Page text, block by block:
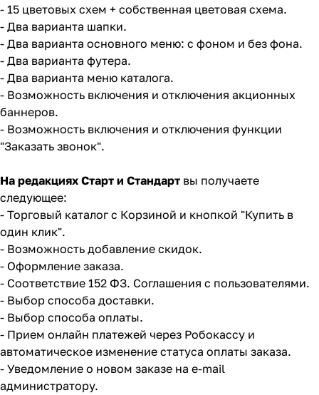
- 15 цветовых схем + собственная цветовая схема.
- Два варианта шапки.
- Два варианта основного меню: с фоном и без фона.
- Два варианта футера.
- Два варианта меню каталога.
- Возможность включения и отключения акционных
баннеров.
- Возможность включения и отключения функции
"Заказать звонок".
На редакциях Старт и Стандарт вы получаете
следующее:
- Торговый каталог с Корзиной и кнопкой "Купить в
один клик".
- Возможность добавление скидок.
- Оформление заказа.
- Соответствие 152 ФЗ. Соглашения с пользователями.
- Выбор способа доставки.
- Выбор способа оплаты.
- Прием онлайн платежей через Робокассу и
автоматическое изменение статуса оплаты заказа.
- Уведомление о новом заказе на e-mail
администратору.